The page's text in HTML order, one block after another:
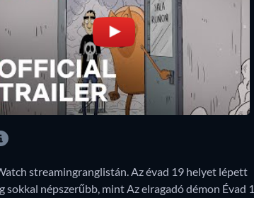
streamingranglistán. Az évad 19 helyet lépett
népszerűbb, mint Az elragadó démon Évad 1